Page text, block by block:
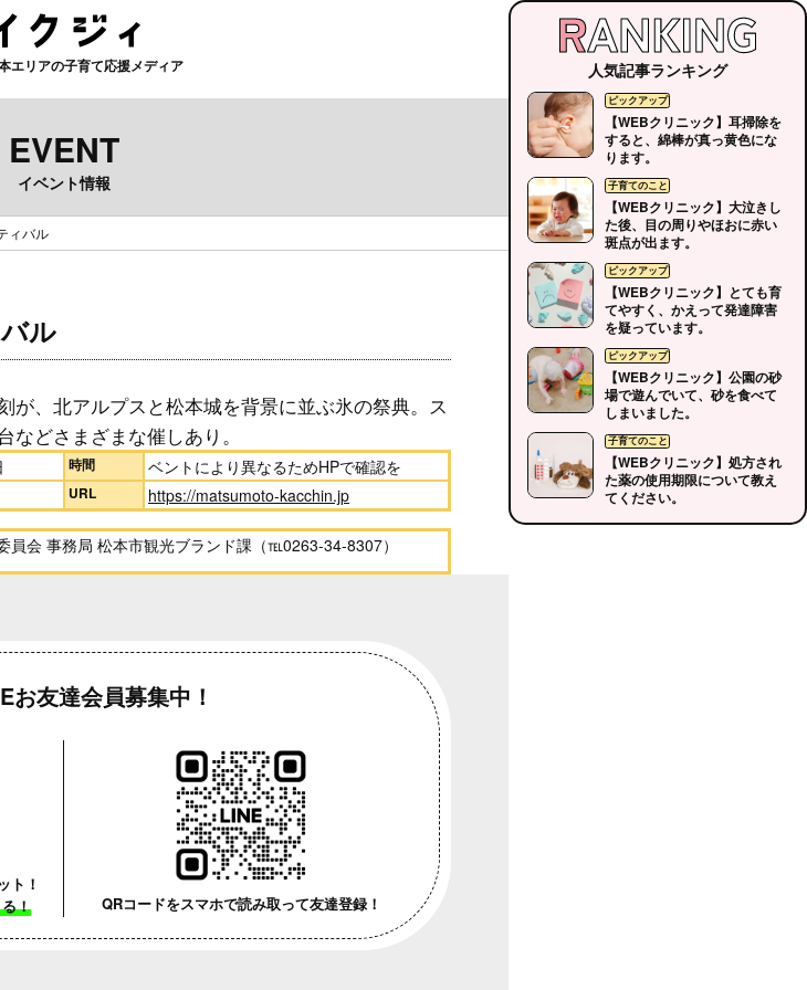
エリアの子育て応援メディア
EVENT
イベント情報
ィバル
ル
が、北アルプスと松本城を背景に並ぶ氷の祭典。ス
どさまざまな催しあり。
時間 ベントにより異なるためHPで確認を
URL https://matsumoto-kacchin.jp
員会 事務局 松本市観光ブランド課（℡0263-34-8307）
お友達会員募集中！
ト！
！ QRコードをスマホで読み取って友達登録！
人気記事ランキング
【WEBクリニック】耳掃除を
すると、綿棒が真っ黄色にな
ります。
【WEBクリニック】大泣きし
た後、目の周りやほおに赤い
斑点が出ます。
【WEBクリニック】とても育
てやすく、かえって発達障害
を疑っています。
【WEBクリニック】公園の砂
場で遊んでいて、砂を食べて
しまいました。
【WEBクリニック】処方され
た薬の使用期限について教え
てください。